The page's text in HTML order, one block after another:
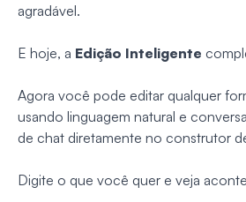
agradável.
E hoje, a Edição Inteligente
Agora você pode editar qualquer
usando linguagem natural e
de chat diretamente no construtor
Digite o que você quer e veja